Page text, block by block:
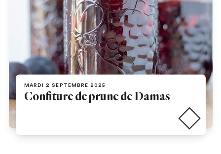
MARDI 2 SEPTEMBRE 2025
Confiture de prune de Damas Lire la suite